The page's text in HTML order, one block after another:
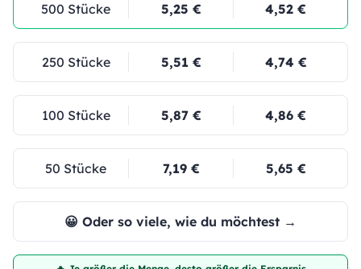
500 Stücke 5,25 € 4,52 €
250 Stücke 5,51 € 4,74 €
100 Stücke 5,87 € 4,86 €
50 Stücke 7,19 € 5,65 €
😀 Oder so viele, wie du möchtest →